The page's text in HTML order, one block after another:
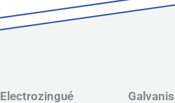
Electrozingué